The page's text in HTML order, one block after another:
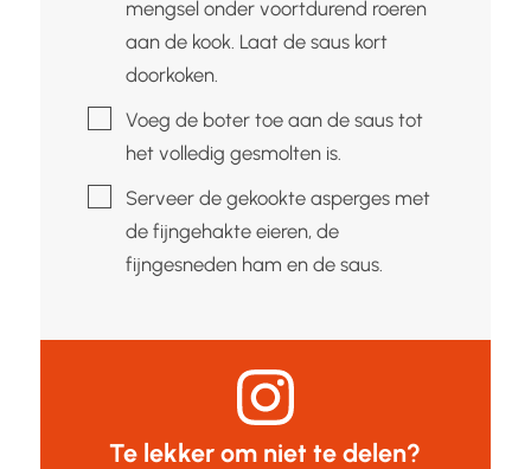
mengsel onder voortdurend roeren
aan de kook. Laat de saus kort
doorkoken.
▢Voeg de boter toe aan de saus tot
het volledig gesmolten is.
▢Serveer de gekookte asperges met
de fijngehakte eieren, de
fijngesneden ham en de saus.
Te lekker om niet te delen?